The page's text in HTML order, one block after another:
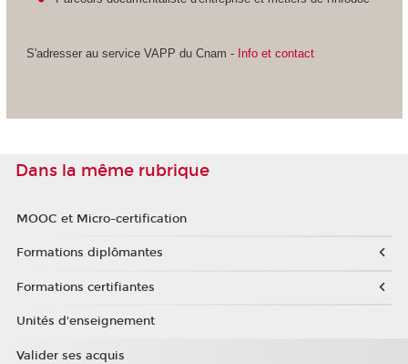
S'adresser au service VAPP du Cnam - Info et contact
Dans la même rubrique
MOOC et Micro-certification
Formations diplômantes
Formations certifiantes
Unités d'enseignement
Valider ses acquis